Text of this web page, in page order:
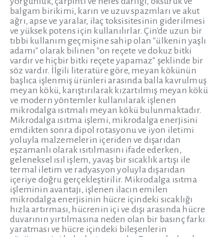
balgam birikimi, karın ve uzuv spazmları ve akut
ağrı, apse ve yaralar, ilaç toksisitesinin giderilmesi
ve yüksek potens için kullanılırlar. Çin'de uzun bir
tıbbi kullanım geçmişine sahip olan "ülkenin yaşlı
adamı" olarak bilinen "on reçete ve dokuz bitki
vardır ve hiçbir bitki reçete yapamaz" şeklinde bir
söz vardır. İlgili literatüre göre, meyan kökünün
başlıca işlenmiş ürünleri arasında balla kavrulmuş
meyan kökü, karıştırılarak kızartılmış meyan kökü
ve modern yöntemler kullanılarak işlenen
mikrodalga ısıtmalı meyan kökü bulunmaktadır.
Mikrodalga ısıtma işlemi, mikrodalga enerjisini
emdikten sonra dipol rotasyonu ve iyon iletimi
yoluyla malzemelerin içeriden ve dışarıdan
eşzamanlı olarak ısıtılmasını ifade ederken,
geleneksel ısıl işlem, yavaş bir sıcaklık artışı ile
termal iletim ve radyasyon yoluyla dışarıdan
içeriye doğru gerçekleştirilir. Mikrodalga ısıtma
işleminin avantajı, işlenen ilacın emilen
mikrodalga enerjisinin hücre içindeki sıcaklığı
hızla artırması, hücrenin içi ve dışı arasında hücre
duvarının yırtılmasına neden olan bir basınç farkı
yaratması ve hücre içindeki bileşenlerin